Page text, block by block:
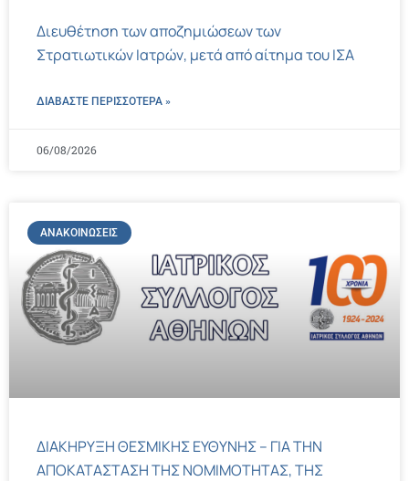
Διευθέτηση των αποζημιώσεων των
Στρατιωτικών Ιατρών, μετά από αίτημα του ΙΣΑ
ΔΙΑΒΑΣΤΕ ΠΕΡΙΣΣΌΤΕΡΑ »
06/08/2026
ΑΝΑΚΟΙΝΏΣΕΙΣ
ΔΙΑΚΗΡΥΞΗ ΘΕΣΜΙΚΗΣ ΕΥΘΥΝΗΣ – ΓΙΑ ΤΗΝ
ΑΠΟΚΑΤΑΣΤΑΣΗ ΤΗΣ ΝΟΜΙΜΟΤΗΤΑΣ, ΤΗΣ